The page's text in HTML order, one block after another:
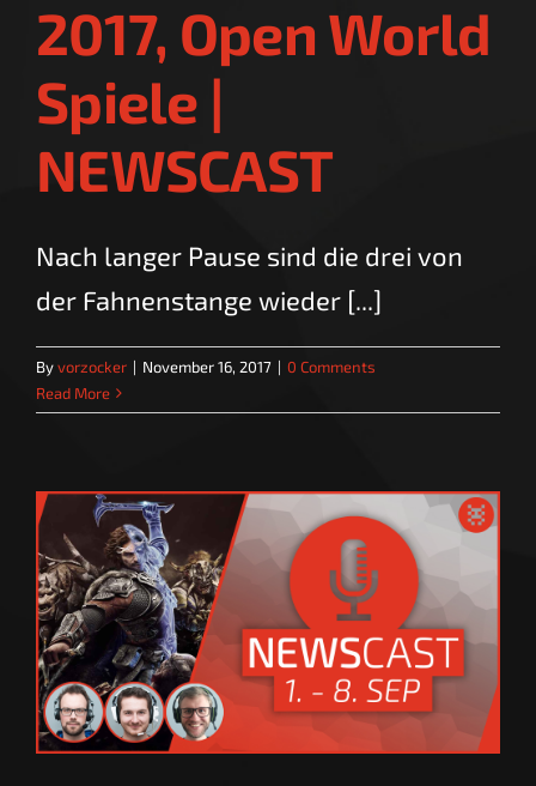
2017, Open World
Spiele |
NEWSCAST
Nach langer Pause sind die drei von
der Fahnenstange wieder [...]
Byvorzocker | November 16, 2017 | 0 Comments
Read More